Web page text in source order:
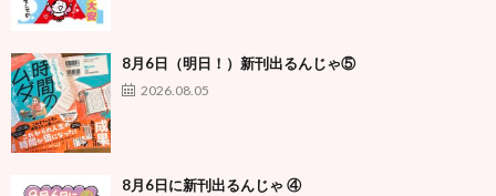
8月6日（明日！）新刊出るんじゃ⑤
2026.08.05
8月6日に新刊出るんじゃ ④